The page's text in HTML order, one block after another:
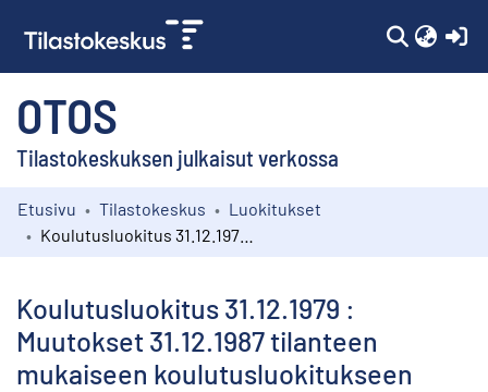
OTOS
Tilastokeskuksen julkaisut verkossa
Kokoelmat
Etusivu Tilastokeskus
Luokitukset
Koulutusluokitus 31.12.1979 :
Muutokset 31.12.1987 tilanteen
mukaiseen koulutusluokitukseen